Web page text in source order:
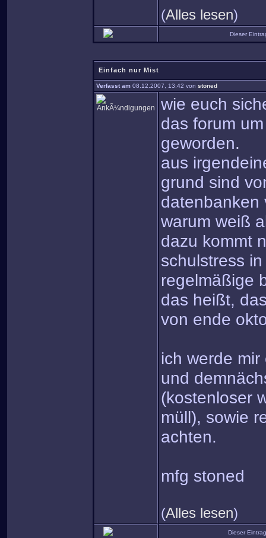
(Alles lesen)
Dieser
Einfach nur Mist
Verfasst am 08.12.2007, 13:42 von stoned
wie euch
das forum
geworden.
aus
grund sind
datenbanken
warum weiß
dazu kommt
schulstress
regelmäßige
das heißt,
von ende
ich werde
und
(kostenloser
müll), sowie
achten.
mfg stoned
(Alles lesen)
Dieser